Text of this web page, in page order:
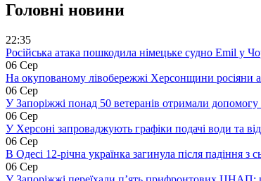
Головні новини
22:35
Російська атака пошкодила німецьке судно Emil у
06 Сер
На окупованому лівобережжі Херсонщини росіяни
06 Сер
У Запоріжжі понад 50 ветеранів отримали
06 Сер
У Херсоні запроваджують графіки подачі води та
06 Сер
В Одесі 12-річна українка загинула після падіння з
06 Сер